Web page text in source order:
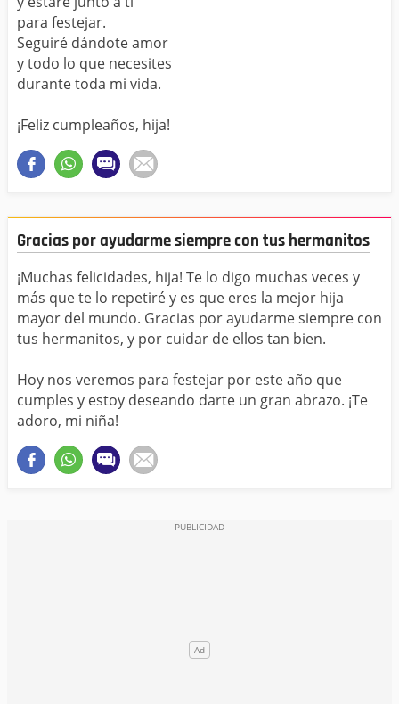
para festejar.
Seguiré dándote amor
y todo lo que necesites
durante toda mi vida.
¡Feliz cumpleaños, hija!
Gracias por ayudarme siempre con tus hermanitos
¡Muchas felicidades, hija! Te lo digo muchas veces y
más que te lo repetiré y es que eres la mejor hija
mayor del mundo. Gracias por ayudarme siempre con
tus hermanitos, y por cuidar de ellos tan bien.
Hoy nos veremos para festejar por este año que
cumples y estoy deseando darte un gran abrazo. ¡Te
adoro, mi niña!